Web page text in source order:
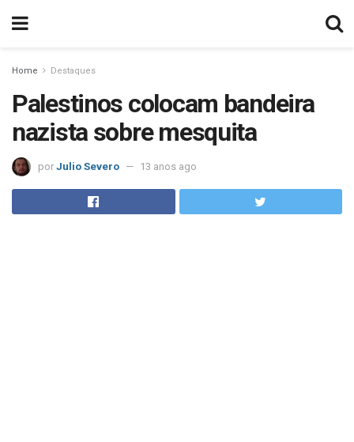
Home Destaques
Palestinos colocam bandeira
nazista sobre mesquita
por Julio Severo 13 anos ago